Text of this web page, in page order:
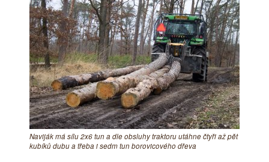
Naviják má sílu 2x6 tun a dle obsluhy traktoru utáhne čtyři až pět
kubíků dubu a třeba i sedm tun borovicového dřeva